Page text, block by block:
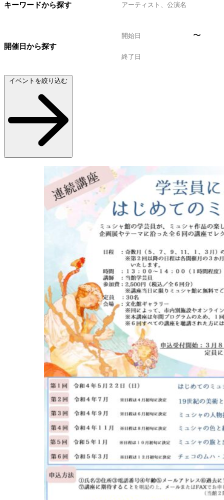
キーワードから探す
開催日から探す
〜
イベントを絞り込む